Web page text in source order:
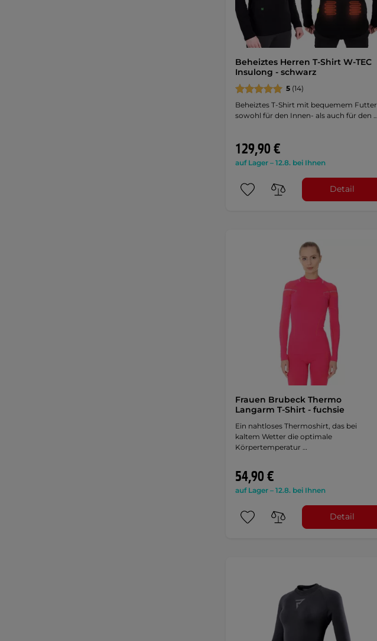
Beheiztes Herren T-Shirt W-TEC
Insulong - schwarz
5 (14)
Beheiztes T-Shirt mit bequemem Futter,
sowohl für den Innen- als auch für den …
129,90 €
auf Lager – 12.8. bei Ihnen
Detail
Frauen Brubeck Thermo
Langarm T-Shirt - fuchsie
Ein nahtloses Thermoshirt, das bei
kaltem Wetter die optimale
Körpertemperatur …
54,90 €
auf Lager – 12.8. bei Ihnen
Detail